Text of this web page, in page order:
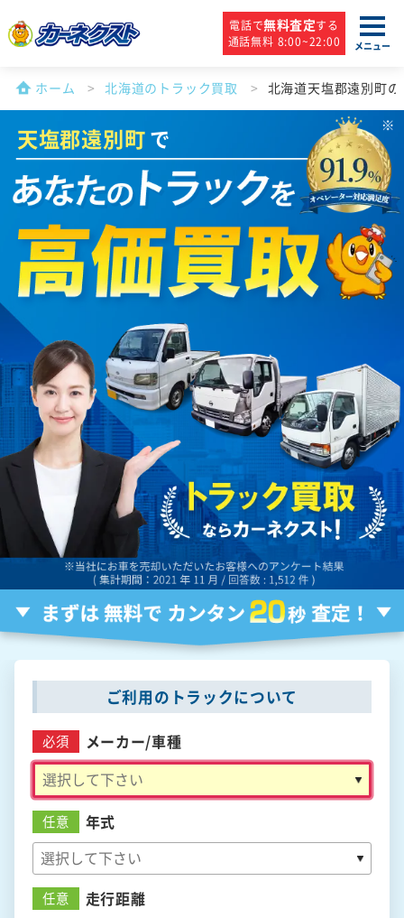
電話で無料査定する
通話無料 8:00~22:00
メニュー
ホーム 北海道のトラック買取 北海道天塩郡遠別町
天塩郡遠別町で
ご利用のトラックについて
必須 メーカー/車種
任意 年式
任意 走行距離